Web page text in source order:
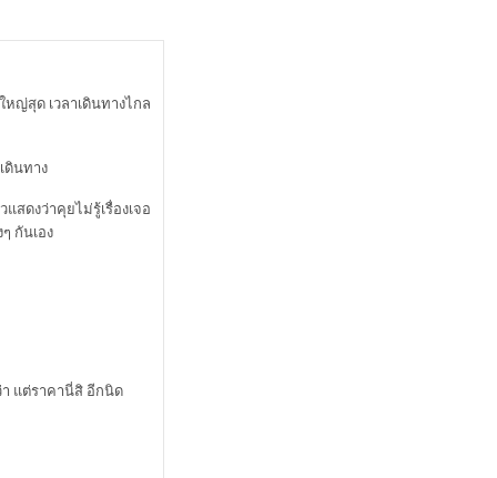
ญ่สุด เวลาเดินทางไกล
ดินทาง
สดงว่าคุยไม่รู้เรื่องเจอ
กันเอง
า แต่ราคานี่สิ อีกนิด